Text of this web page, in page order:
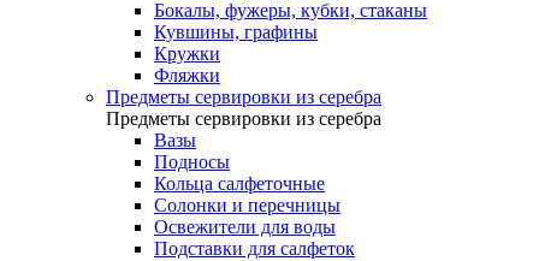
Бокалы, фужеры, кубки, стаканы
Кувшины, графины
Кружки
Фляжки
Предметы сервировки из серебра
Предметы сервировки из серебра
Вазы
Подносы
Кольца салфеточные
Солонки и перечницы
Освежители для воды
Подставки для салфеток